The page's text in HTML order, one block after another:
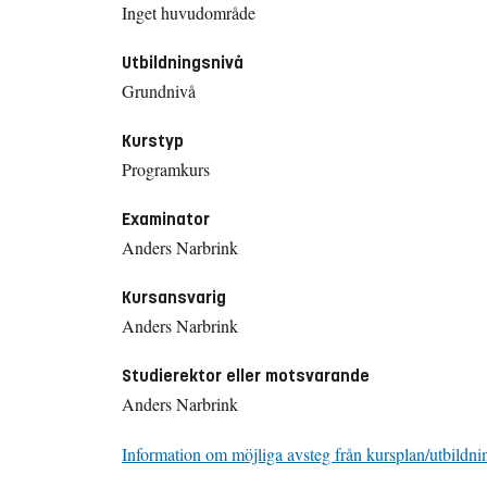
Inget huvudområde
Utbildningsnivå
Grundnivå
Kurstyp
Programkurs
Examinator
Anders Narbrink
Kursansvarig
Anders Narbrink
Studierektor eller motsvarande
Anders Narbrink
Information om möjliga avsteg från kursplan/